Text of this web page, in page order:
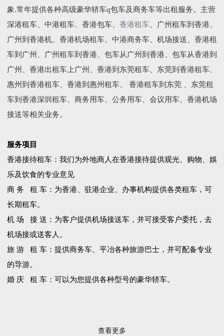
象.常年提供各种高级豪华轿车q包车及商务车等出租服务。主营
深港租车、中港租车、香港包车、 香港租车、广州租车到香港、
广州到香港机、香港机场租车、中港商务车、机场接送、香港租
车到广州、广州租车到香港、包车从广州到香港、包车从香港到
广州、香港出租车上广州、香港到东莞租车、东莞到香港租车、
惠州到香港租车、香港到惠州租车、 香港租车到东莞 、东莞租
车到香港深圳租车、商务用车、公务用车、会议用车、香港机场
接送等相关业务。
服务项目
香港接待租车：我们为外地商人在香港接待提供观光、购物、娛
乐及饮食的专业意见
商 务 租 车：为香港、驻港企业、办事机构提供各类租车，可
长期租车。
机 场 接 送：为客户提供机场接送车，并可接受客户委托，去
机场接或送客人。
旅 游 租 车：提供商务车、平冶各种旅游巴士，并可配备专业
的导游。
婚 庆 租 车：可以为您提供各种型号的豪华轿车。
查看更多